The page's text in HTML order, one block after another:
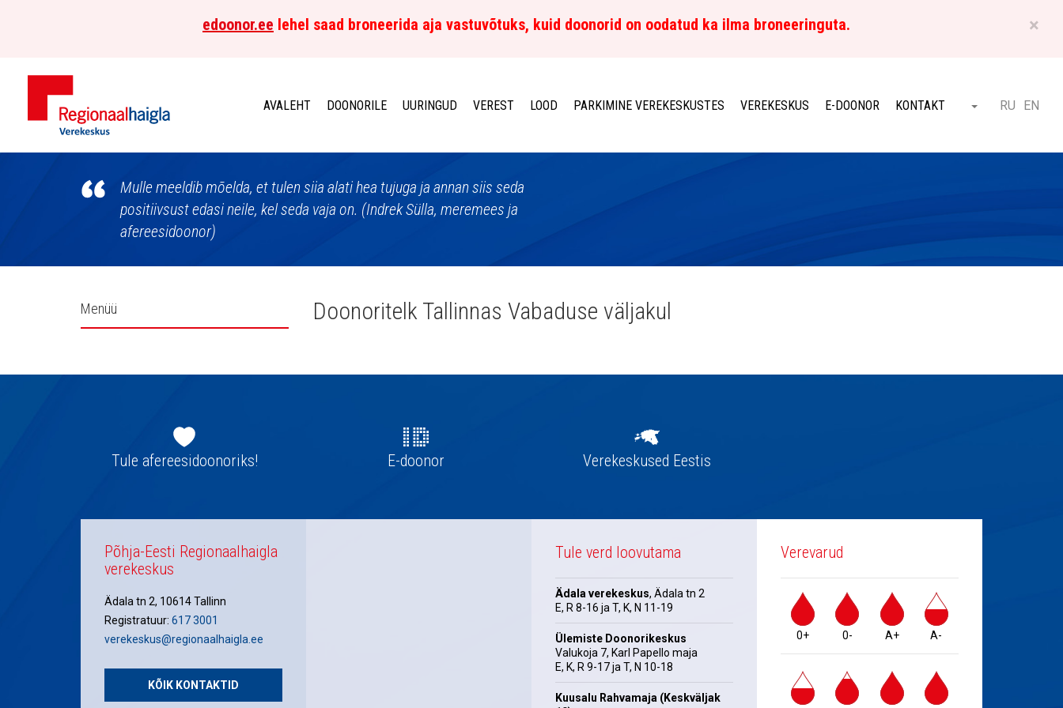
×
edoonor.ee lehel saad broneerida aja vastuvõtuks, kuid doonorid on oodatud ka ilma broneeringuta.
Põhja-
Regionaalhaigla
Verekeskus
AVALEHT DOONORILE UURINGUD VEREST LOOD PARKIMINE VEREKESKUSTES VEREKESKUS E-DOONOR KONTAKT Otsi ET
RU EN
Mulle meeldib mõelda, et tulen siia alati hea tujuga ja annan siis seda
positiivsust edasi neile, kel seda vaja on. (Indrek Sülla, meremees ja
afereesidoonor)
Külgpaani
Menüü Doonoritelk Tallinnas Vabaduse väljakul
navigatsioonTule afereesidoonoriks! E-doonor Verekeskused Eestis
Põhja-Eesti Regionaalhaigla
verekeskus
Ädala tn 2, 10614 Tallinn
Registratuur: 617 3001
verekeskus@regionaalhaigla.ee
KÕIK KONTAKTID
Tule verd loovutama
Ädala verekeskus, Ädala tn 2
E, R 8-16 ja T, K, N 11-19
Ülemiste Doonorikeskus
Valukoja 7, Karl Papello maja
E, K, R 9-17 ja T, N 10-18
Kuusalu Rahvamaja (Keskväljak
Verevarud
0+ 0- A+ A-